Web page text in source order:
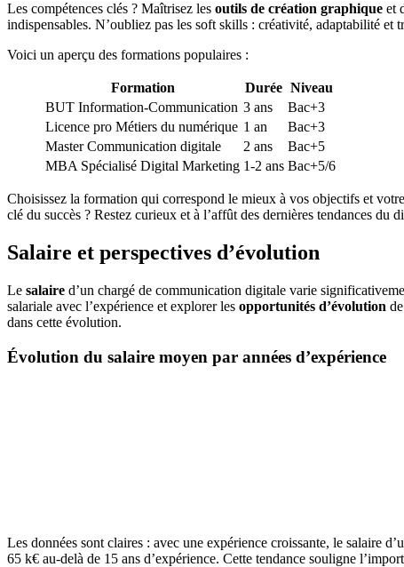
Les compétences clés ? Maîtrisez les outils de création graphique et
indispensables. N’oubliez pas les soft skills : créativité, adaptabilité et
Voici un aperçu des formations populaires :
Formation Durée Niveau
BUT Information-Communication 3 ans
Bac+3
Licence pro Métiers du numérique 1 an
Bac+3
Master Communication digitale
2 ans
Bac+5
MBA Spécialisé Digital Marketing 1-2 ans Bac+5/6
Choisissez la formation qui correspond le mieux à vos objectifs et
clé du succès ? Restez curieux et à l’affût des dernières tendances du
Salaire et perspectives d’évolution
Le salaire d’un chargé de communication digitale varie
salariale avec l’expérience et explorer les opportunités d’évolution
dans cette évolution.
Évolution du salaire moyen par années d’expérience
Les données sont claires : avec une expérience croissante, le salaire
65 k€ au-delà de 15 ans d’expérience. Cette tendance souligne